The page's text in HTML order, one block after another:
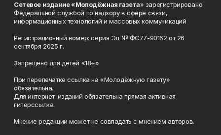
Сетевое издание «Молодёжная газета» зарегистрировано
Федеральной службой по надзору в сфере связи,
информационных технологий и массовых коммуникаций
Регистрационный номер: серия Эл № ФС77-90162 от 26
сентября 2025 г.
Запрещено для детей «18+»
При перепечатке ссылка на «Молодёжную газету»
обязательна.
Для интернет-изданий обязательна прямая активная
гиперссылка.
Мнение редакции может не совпадать с мнением авторов.